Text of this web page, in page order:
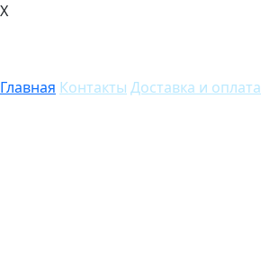
X
Главная Контакты Доставка и оплата